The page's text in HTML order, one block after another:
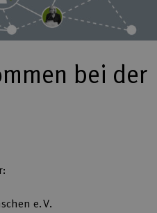
bei der
e. V.